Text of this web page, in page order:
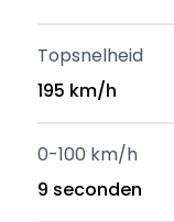
Topsnelheid
195 km/h
0-100 km/h
9 seconden